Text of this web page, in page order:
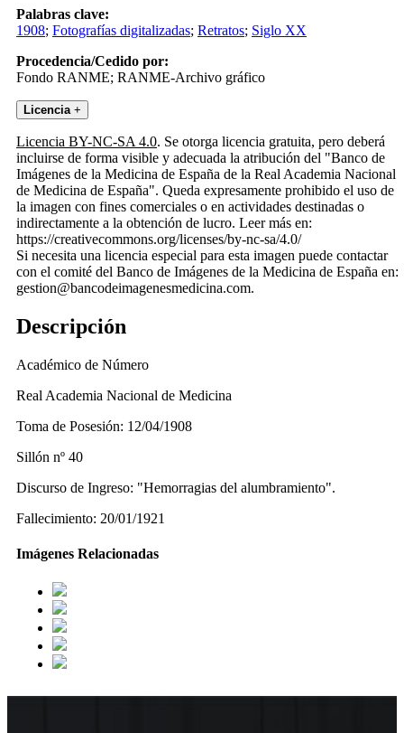
Palabras clave:
1908; Fotografías digitalizadas; Retratos; Siglo XX
Procedencia/Cedido por:
Fondo RANME; RANME-Archivo gráfico
Licencia +
Licencia BY-NC-SA 4.0. Se otorga licencia gratuita, pero deberá
incluirse de forma visible y adecuada la atribución del "Banco de
Imágenes de la Medicina de España de la Real Academia Nacional
de Medicina de España". Queda expresamente prohibido el uso de
la imagen con fines comerciales o en actividades destinadas o
indirectamente a la obtención de lucro. Leer más en:
https://creativecommons.org/licenses/by-nc-sa/4.0/
Si necesita una licencia especial para esta imagen puede contactar
con el comité del Banco de Imágenes de la Medicina de España en:
gestion@bancodeimagenesmedicina.com.
Descripción
Académico de Número
Real Academia Nacional de Medicina
Toma de Posesión: 12/04/1908
Sillón nº 40
Discurso de Ingreso: "Hemorragias del alumbramiento".
Fallecimiento: 20/01/1921
Imágenes Relacionadas